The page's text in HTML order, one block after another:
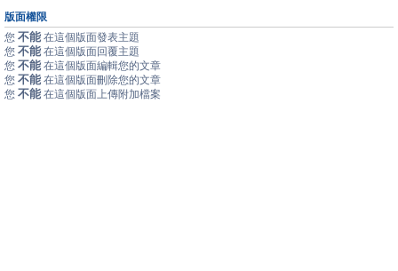
版面權限
您 不能 在這個版面發表主題
您 不能 在這個版面回覆主題
您 不能 在這個版面編輯您的文章
您 不能 在這個版面刪除您的文章
您 不能 在這個版面上傳附加檔案